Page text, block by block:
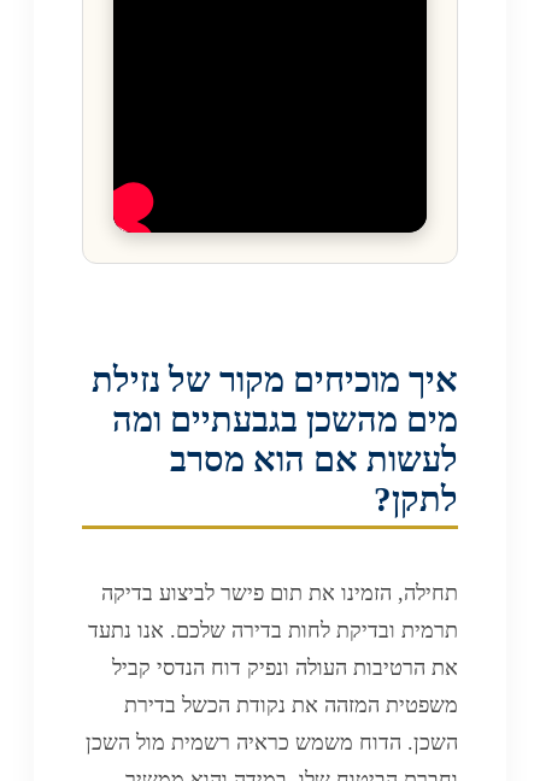
איך מוכיחים מקור של נזילת
מים מהשכן בגבעתיים ומה
לעשות אם הוא מסרב
לתקן?
תחילה, הזמינו את תום פישר לביצוע בדיקה
תרמית ובדיקת לחות בדירה שלכם. אנו נתעד
את הרטיבות העולה ונפיק דוח הנדסי קביל
משפטית המזהה את נקודת הכשל בדירת
השכן. הדוח משמש כראיה רשמית מול השכן